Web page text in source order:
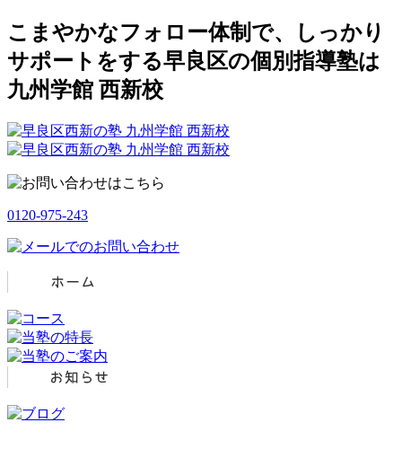
こまやかなフォロー体制で、しっかり
サポートをする早良区の個別指導塾は
九州学館 西新校
0120-975-243